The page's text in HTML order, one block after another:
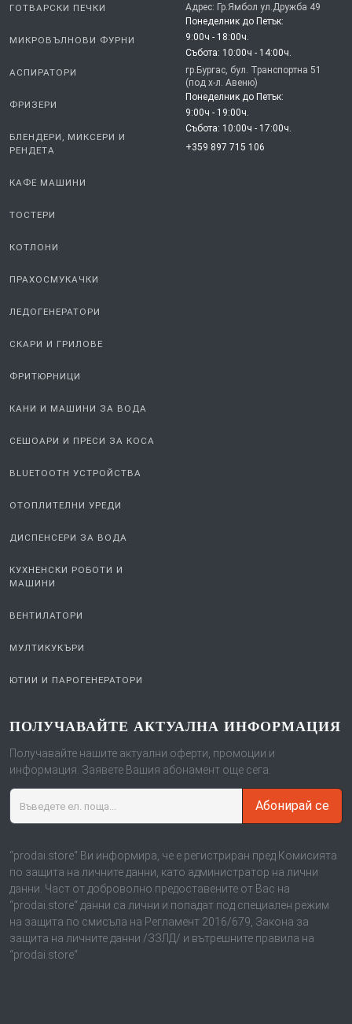
ГОТВАРСКИ ПЕЧКИ
МИКРОВЪЛНОВИ ФУРНИ
АСПИРАТОРИ
ФРИЗЕРИ
БЛЕНДЕРИ, МИКСЕРИ И
РЕНДЕТА
КАФЕ МАШИНИ
ТОСТЕРИ
КОТЛОНИ
ПРАХОСМУКАЧКИ
ЛЕДОГЕНЕРАТОРИ
СКАРИ И ГРИЛОВЕ
ФРИТЮРНИЦИ
КАНИ И МАШИНИ ЗА ВОДА
СЕШОАРИ И ПРЕСИ ЗА КОСА
BLUETOOTH УСТРОЙСТВА
ОТОПЛИТЕЛНИ УРЕДИ
ДИСПЕНСЕРИ ЗА ВОДА
КУХНЕНСКИ РОБОТИ И
МАШИНИ
ВЕНТИЛАТОРИ
МУЛТИКУКЪРИ
ЮТИИ И ПАРОГЕНЕРАТОРИ
Адрес: Гр.Ямбол ул.Дружба 49
Понеделник до Петък:
9:00ч - 18:00ч.
Събота: 10:00ч - 14:00ч.
гр.Бургас, бул. Транспортна 51
(под х-л. Авеню)
Понеделник до Петък:
9:00ч - 19:00ч.
Събота: 10:00ч - 17:00ч.
+359 897 715 106
ПОЛУЧАВАЙТЕ АКТУАЛНА ИНФОРМАЦИЯ
Получавайте нашите актуални оферти, промоции и
информация. Заявете Вашия абонамент още сега.
Абонирай се
“prodai.store“ Ви информира, че е регистриран пред Комисията
по защита на личните данни, като администратор на лични
данни. Част от доброволно предоставените от Вас на
“prodai.store“ данни са лични и попадат под специален режим
на защита по смисъла на Регламент 2016/679, Закона за
защита на личните данни /ЗЗЛД/ и вътрешните правила на
“prodai.store“